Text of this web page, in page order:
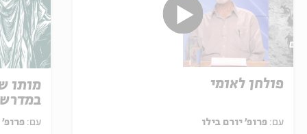
פולחן לאומי
עם: פרופ' יורם בילו
מותו
עם: פרופ' אביגדור שנאן